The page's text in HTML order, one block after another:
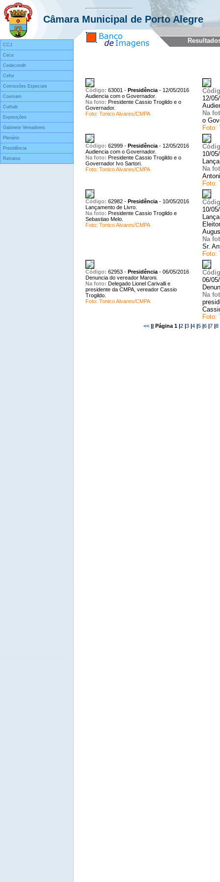
Câmara Municipal de Porto Alegre
CCJ
Cece
Cedecondh
Cefor
Comissões Especiais
Cosmam
Cuthab
Exposições
Gabinete Vereadores
Plenário
Presidência
Retratos
Exibindo imagens de 1 a
Código: 63001 - Presidência - 12/05/2016
Audiencia com o Governador.
Na foto: Presidente Cassio Trogildo e o
Governador.
Foto: Tonico Alvares/CMPA
12/
Na
o
Foto:
Código: 62999 - Presidência - 12/05/2016
Audiencia com o Governador.
Na foto: Presidente Cassio Trogildo e o
Governador Ivo Sartori.
Foto: Tonico Alvares/CMPA
10/
Na
Foto:
Código: 62982 - Presidência - 10/05/2016
Lançamento de Livro.
Na foto: Presidente Cassio Trogildo e
Sebastiao Melo.
Foto: Tonico Alvares/CMPA
10/
Na
Sr.
Foto:
Código: 62953 - Presidência - 06/05/2016
Denuncia do vereador Maroni.
Na foto: Delegado Lionel Carivalli e
presidente da CMPA, vereador Cassio
Trogildo.
Foto: Tonico Alvares/CMPA
06/
Na
Foto:
<< ||Página 1|2 |3 |4 |5 |6 |7 |8